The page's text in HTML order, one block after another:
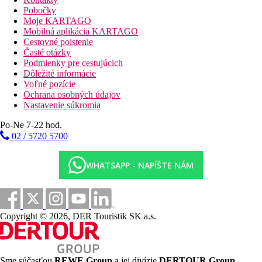
Apartmán, 1 spálňa, Superior, Výhľad na more:
oddelená spálňa a obytná časť s kuchynským kútom,
výhľad na more.
Eco Apartmán, 2 spálne:
klimatizácia, bez výhľadu, prístup po schodoch bez
výťahu.
Apartmán, 2 spálne, Comfort:
Apartmán, 2 spálne, Superior, Výhľad na more:
oddelené spálne, výhľad na more.
Zábava
Animačné programy pre deti i dospelých, zábavné večery.
Aqualand Costa Adeje cca 1,3 km, známy Siam Park cca 2 km.
raňajky a večere formou bufetu
Polpenzia Plus(od 1.11.2026)
raňajky a večere formou bufetu, k jedlu v cene voda,
nealko, pivo, víno
Pobočky
Moje KARTAGO
Mobilná aplikácia KARTAGO
Cestovné poistenie
Časté otázky
Podmienky pre cestujúcich
Dôležité informácie
Voľné pozície
Ochrana osobných údajov
Nastavenie súkromia
Po-Ne 7-22 hod.
02 / 5720 5700
WHATSAPP - NAPÍŠTE NÁM
Copyright © 2026, DER Touristik SK a.s.